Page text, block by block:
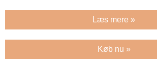
Læs mere »
Køb nu »